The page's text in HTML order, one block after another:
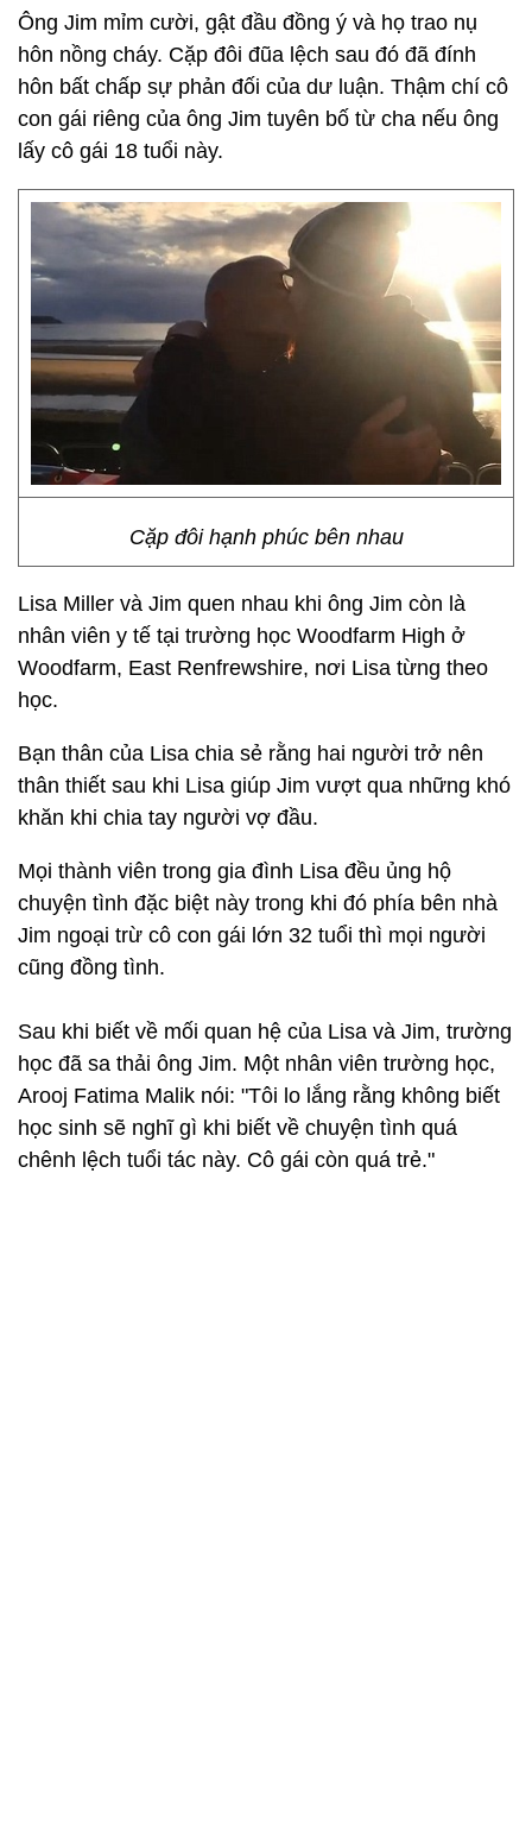
Ông Jim mỉm cười, gật đầu đồng ý và họ trao nụ
hôn nồng cháy. Cặp đôi đũa lệch sau đó đã đính
hôn bất chấp sự phản đối của dư luận. Thậm chí cô
con gái riêng của ông Jim tuyên bố từ cha nếu ông
lấy cô gái 18 tuổi này.
Cặp đôi hạnh phúc bên nhau
Lisa Miller và Jim quen nhau khi ông Jim còn là
nhân viên y tế tại trường học Woodfarm High ở
Woodfarm, East Renfrewshire, nơi Lisa từng theo
học.
Bạn thân của Lisa chia sẻ rằng hai người trở nên
thân thiết sau khi Lisa giúp Jim vượt qua những khó
khăn khi chia tay người vợ đầu.
Mọi thành viên trong gia đình Lisa đều ủng hộ
chuyện tình đặc biệt này trong khi đó phía bên nhà
Jim ngoại trừ cô con gái lớn 32 tuổi thì mọi người
cũng đồng tình.
Sau khi biết về mối quan hệ của Lisa và Jim, trường
học đã sa thải ông Jim. Một nhân viên trường học,
Arooj Fatima Malik nói: "Tôi lo lắng rằng không biết
học sinh sẽ nghĩ gì khi biết về chuyện tình quá
chênh lệch tuổi tác này. Cô gái còn quá trẻ."